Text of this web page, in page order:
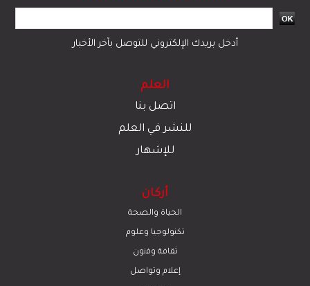
أدخل بريدك الإلكتروني للتوصل بآخر الأخبار
العلم
اتصل بنا
للنشر في العلم
للإشهار
أركان
الحياة والصحة
تكنولوجيا وعلوم
ﺛﻘﺎﻓﺔ وﻓﻧون
إعلام وتواصل